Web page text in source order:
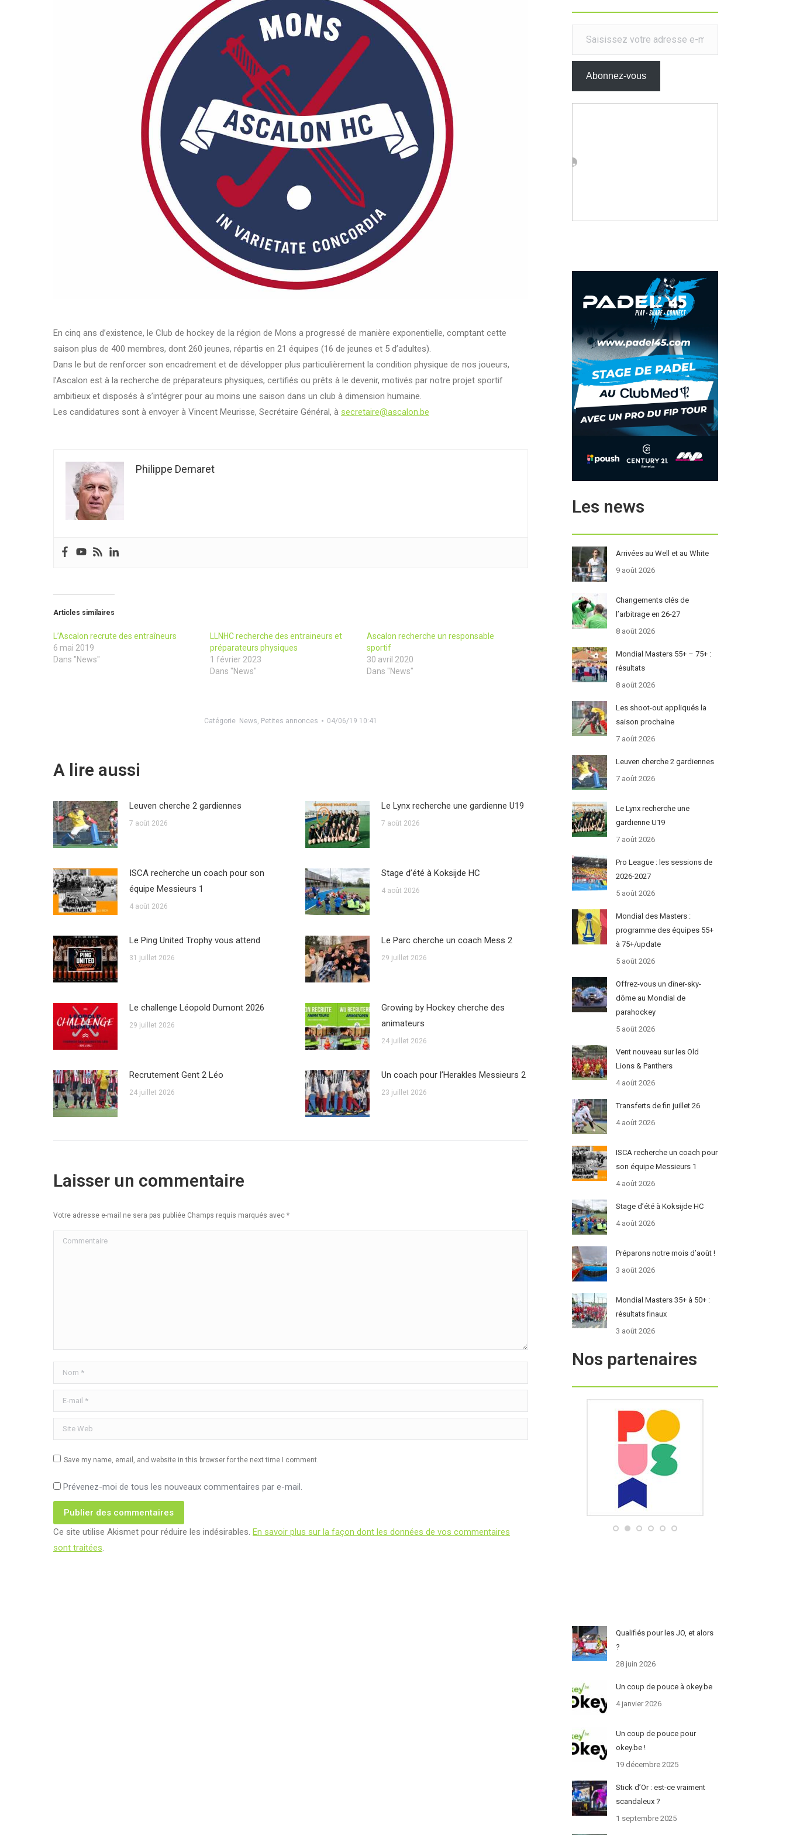
En cinq ans d’existence, le Club de hockey de la région de Mons a progressé de manière exponentielle, comptant cette
saison plus de 400 membres, dont 260 jeunes, répartis en 21 équipes (16 de jeunes et 5 d’adultes).
Dans le but de renforcer son encadrement et de développer plus particulièrement la condition physique de nos joueurs,
l’Ascalon est à la recherche de préparateurs physiques, certifiés ou prêts à le devenir, motivés par notre projet sportif
ambitieux et disposés à s’intégrer pour au moins une saison dans un club à dimension humaine.
Les candidatures sont à envoyer à Vincent Meurisse, Secrétaire Général, à secretaire@ascalon.be
Philippe Demaret
Articles similaires
L’Ascalon recrute des entraîneurs
6 mai 2019
Dans "News"
LLNHC recherche des entraineurs et
préparateurs physiques
1 février 2023
Dans "News"
Ascalon recherche un responsable
sportif
30 avril 2020
Dans "News"
Catégorie News Petites annonces 04/06/19 10:41
A lire aussi
Leuven cherche 2 gardiennes
7 août 2026
Le Lynx recherche une gardienne U19
7 août 2026
ISCA recherche un coach pour son
équipe Messieurs 1
4 août 2026
Stage d’été à Koksijde HC
4 août 2026
Le Ping United Trophy vous attend
31 juillet 2026
Le Parc cherche un coach Mess 2
29 juillet 2026
Le challenge Léopold Dumont 2026
29 juillet 2026
Growing by Hockey cherche des
animateurs
24 juillet 2026
Recrutement Gent 2 Léo
24 juillet 2026
Un coach pour l’Herakles Messieurs 2
23 juillet 2026
Laisser un commentaire
Votre adresse e-mail ne sera pas publiée Champs requis marqués avec *
Commentaire
Nom *
E-mail *
Site Web
Save my name, email, and website in this browser for the next time I comment.
Prévenez-moi de tous les nouveaux commentaires par e-mail.
Publier des commentaires
Ce site utilise Akismet pour réduire les indésirables. En savoir plus sur la façon dont les données de vos commentaires
sont traitées
Saisissez votre adresse e-mail…
Abonnez-vous
Les news
Arrivées au Well et au White
9 août 2026
Changements clés de
l’arbitrage en 26-27
8 août 2026
Mondial Masters 55+ – 75+ :
résultats
8 août 2026
Les shoot-out appliqués la
saison prochaine
7 août 2026
Leuven cherche 2 gardiennes
7 août 2026
Le Lynx recherche une
gardienne U19
7 août 2026
Pro League : les sessions de
2026-2027
5 août 2026
Mondial des Masters :
programme des équipes 55+
à 75+/update
5 août 2026
Offrez-vous un dîner-sky-
dôme au Mondial de
parahockey
5 août 2026
Vent nouveau sur les Old
Lions & Panthers
4 août 2026
Transferts de fin juillet 26
4 août 2026
ISCA recherche un coach pour
son équipe Messieurs 1
4 août 2026
Stage d’été à Koksijde HC
4 août 2026
Préparons notre mois d’août !
3 août 2026
Mondial Masters 35+ à 50+ :
résultats finaux
3 août 2026
Nos partenaires
Qualifiés pour les JO, et alors
?
28 juin 2026
Un coup de pouce à okey.be
4 janvier 2026
Un coup de pouce pour
okey.be !
19 décembre 2025
Stick d’Or : est-ce vraiment
scandaleux ?
1 septembre 2025